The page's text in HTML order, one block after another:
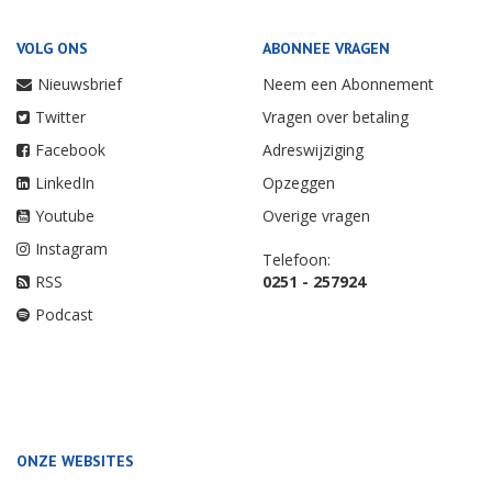
VOLG ONS
Nieuwsbrief
Twitter
Facebook
LinkedIn
Youtube
Instagram
RSS
Podcast
ABONNEE VRAGEN
Neem een Abonnement
Vragen over betaling
Adreswijziging
Opzeggen
Overige vragen
Telefoon:
0251 - 257924
ONZE WEBSITES